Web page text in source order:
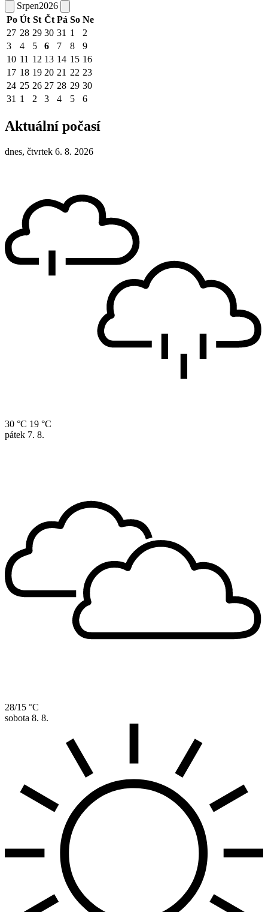
Srpen2026
Po Út St Čt Pá So Ne
27 28 29 30 31 1
2
3
4 5 6 7 8
9
10 11 12 13 14 15 16
17 18 19 20 21 22 23
24 25 26 27 28 29 30
31 1 2 3 4 5 6
Aktuální počasí
dnes, čtvrtek 6. 8. 2026
30 °C 19 °C
pátek 7. 8.
28/15 °C
sobota 8. 8.